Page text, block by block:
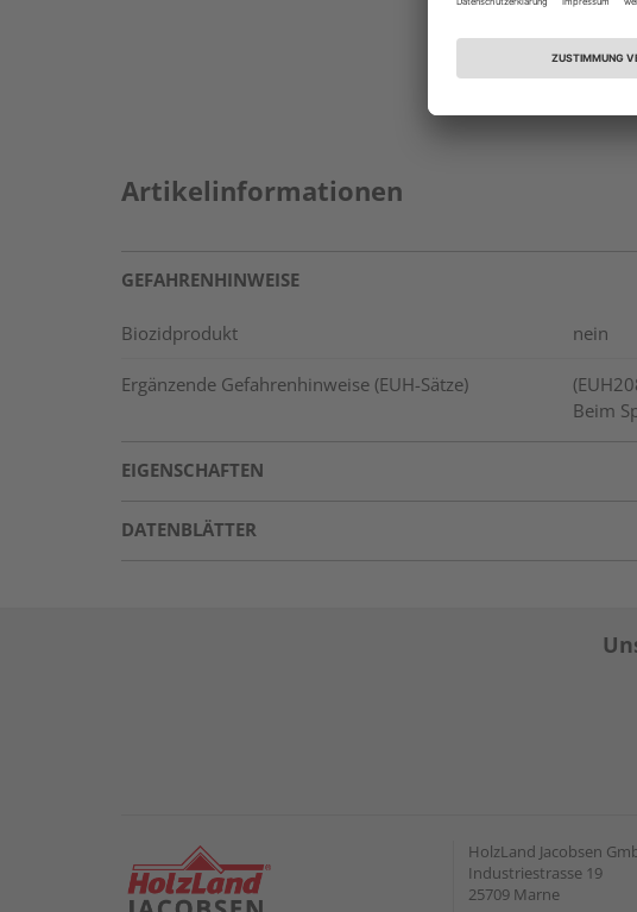
Artikelinformationen
GEFAHRENHINWEISE
Biozidprodukt nein
Ergänzende Gefahrenhinweise (EUH-Sätze)
Beim
EIGENSCHAFTEN
DATENBLÄTTER
HolzLand Jacobsen
Industriestrasse 19
25709 Marne